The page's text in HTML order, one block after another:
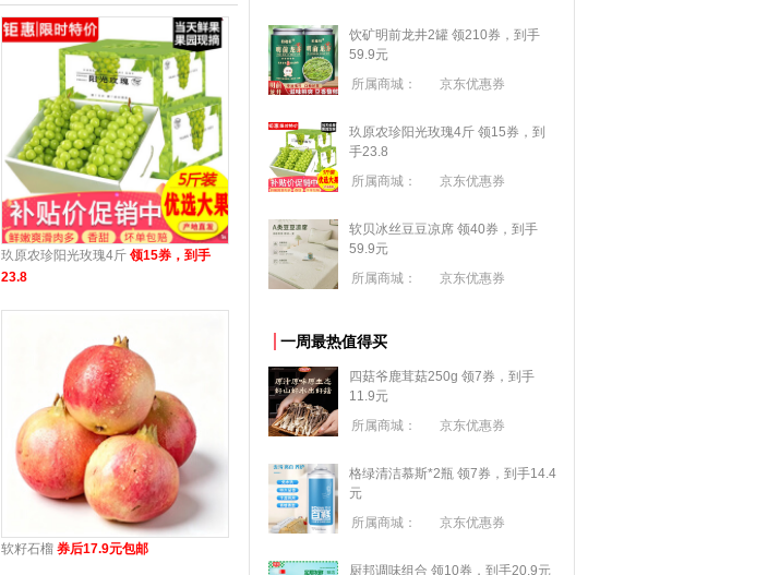
玖原农珍阳光玫瑰4斤 领15券，到手
23.8
软籽石榴 券后17.9元包邮
饮矿明前龙井2罐 领210券，到手
59.9元
所属商城：
京东优惠券
玖原农珍阳光玫瑰4斤 领15券，到
手23.8
所属商城：
京东优惠券
软贝冰丝豆豆凉席 领40券，到手
59.9元
所属商城：
京东优惠券
一周最热值得买
四菇爷鹿茸菇250g 领7券，到手
11.9元
所属商城：
京东优惠券
格绿清洁慕斯*2瓶 领7券，到手14.4
元
所属商城：
京东优惠券
厨邦调味组合 领10券，到手20.9元